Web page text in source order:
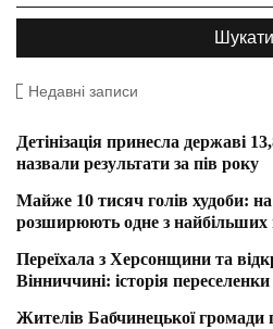
Недавні записи
Детінізація принесла державі
назвали результати за пів року
Майже 10 тисяч голів худоби:
розширюють одне з найбільших
Переїхала з Херсонщини та
Вінниччині: історія
Жителів Бабчинецької громади